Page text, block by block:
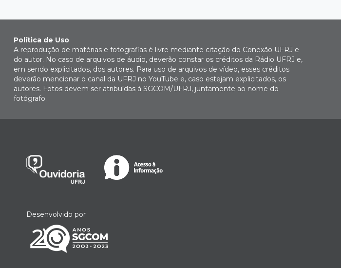
Política de Uso
A reprodução de matérias e fotografias é livre mediante citação do Conexão UFRJ e
do autor. No caso de arquivos de áudio, deverão constar os créditos da Rádio UFRJ e,
em sendo explicitados, dos autores. Para uso de arquivos de vídeo, esses créditos
deverão mencionar o canal da UFRJ no YouTube e, caso estejam explicitados, os
autores. Fotos devem ser atribuídas à SGCOM/UFRJ, juntamente ao nome do
fotógrafo.
Desenvolvido por